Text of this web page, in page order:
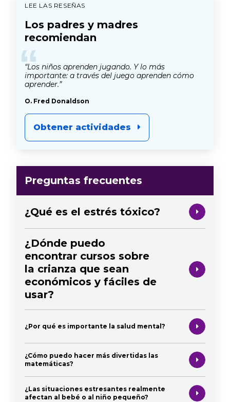
LEE LAS RESEÑAS
Los padres y madres
recomiendan
“
“Los niños aprenden jugando. Y lo más
importante: a través del juego aprenden cómo
aprender.”
O. Fred Donaldson
Obtener actividades
Preguntas frecuentes
¿Qué es el estrés tóxico?
¿Dónde puedo
encontrar cursos sobre
la crianza que sean
económicos y fáciles de
usar?
¿Por qué es importante la salud mental?
¿Cómo puedo hacer más divertidas las
matemáticas?
¿Las situaciones estresantes realmente
afectan al bebé o al niño pequeño?